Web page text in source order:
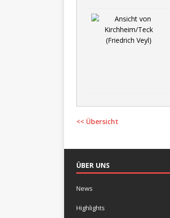
<< Übersicht
ÜBER UNS
News
Highlights